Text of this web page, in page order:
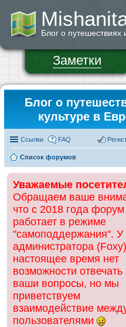
Блог о путешествиях
Заметки
Блог о
культуре в
Ссылки FAQ
Список форумов
Уважаемые
Обращаем ваше
что с 2018 года форум
работает в режиме
"самоподдержания". У
администратора
настоящее время нет
возможности отвечать
ваши вопросы, но мы
приветствуем
взаимодействие
пользователями